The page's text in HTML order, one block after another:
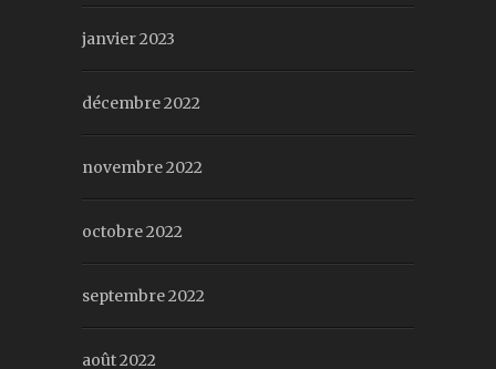
janvier 2023
décembre 2022
novembre 2022
octobre 2022
septembre 2022
août 2022